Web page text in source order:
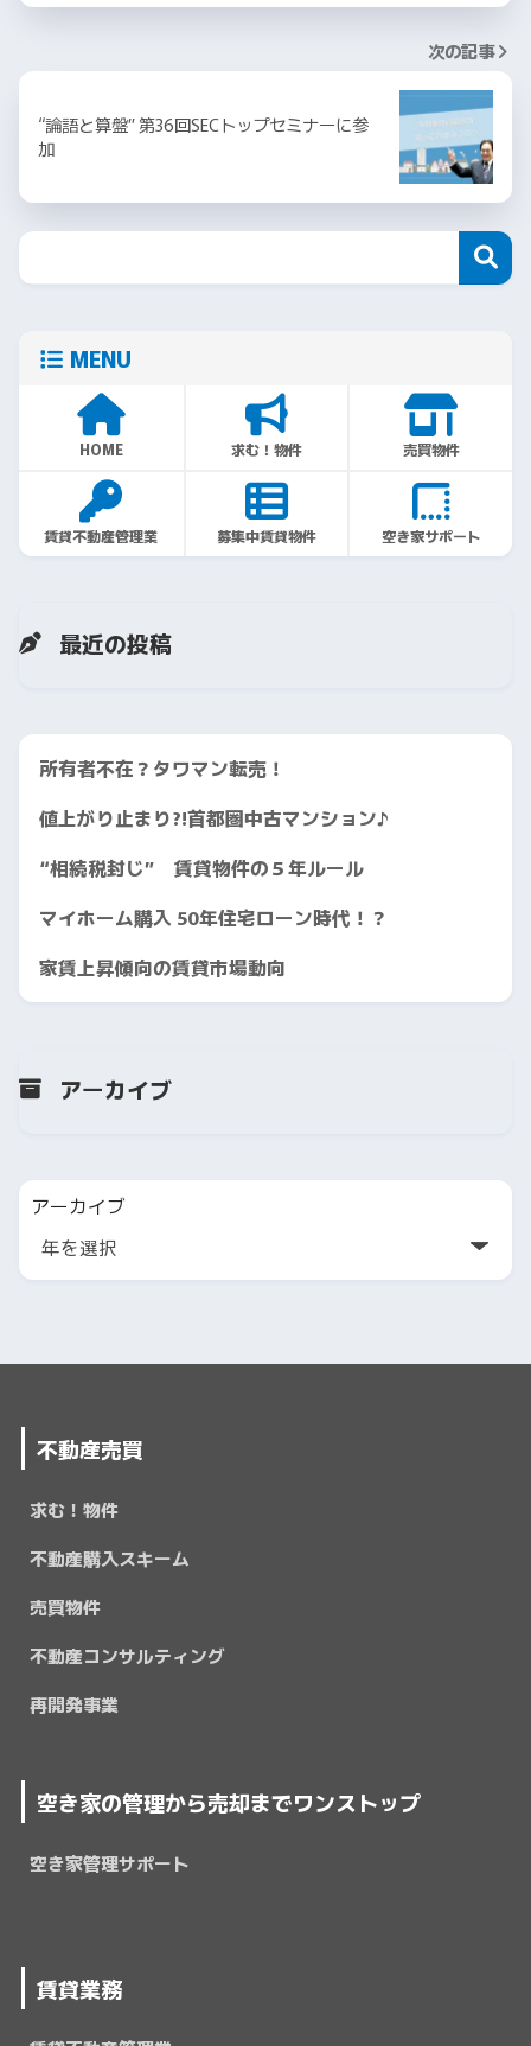
次の記事
“論語と算盤” 第36回SECトップセミナーに参
加
MENU
HOME 求む！物件 売買物件
賃貸不動産管理業 募集中賃貸物件 空き家サポート
最近の投稿
所有者不在？タワマン転売！
値上がり止まり?!首都圏中古マンション♪
“相続税封じ” 賃貸物件の５年ルール
マイホーム購入 50年住宅ローン時代！？
家賃上昇傾向の賃貸市場動向
アーカイブ
アーカイブ
不動産売買
求む！物件
不動産購入スキーム
売買物件
不動産コンサルティング
再開発事業
空き家の管理から売却までワンストップ
空き家管理サポート
賃貸業務